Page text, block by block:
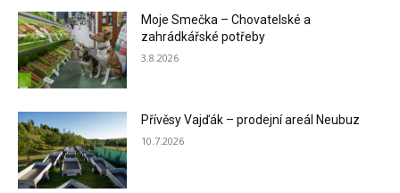
Moje Smečka – Chovatelské a
zahrádkářské potřeby
3.8.2026
Přívěsy Vajďák – prodejní areál Neubuz
10.7.2026